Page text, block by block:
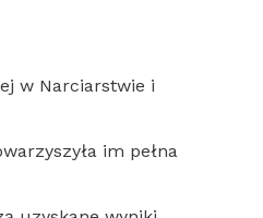
w Narciarstwie i
im pełna